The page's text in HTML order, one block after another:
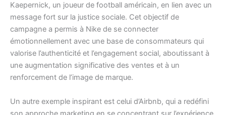
Kaepernick, un joueur de football américain, en lien avec un
message fort sur la justice sociale. Cet objectif de
campagne a permis à Nike de se connecter
émotionnellement avec une base de consommateurs qui
valorise l’authenticité et l’engagement social, aboutissant à
une augmentation significative des ventes et à un
renforcement de l’image de marque.
Un autre exemple inspirant est celui d’Airbnb, qui a redéfini